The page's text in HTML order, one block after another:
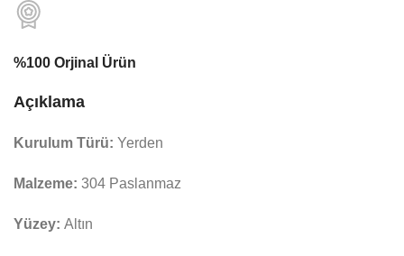
%100 Orjinal Ürün
Açıklama
Kurulum Türü: Yerden
Malzeme: 304 Paslanmaz
Yüzey: Altın